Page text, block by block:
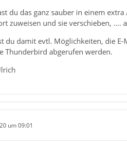
du das ganz sauber in einem
zuweisen und sie verschieben,
du damit evtl. Möglichkeiten, die
Thunderbird abgerufen werden.
um 09:01